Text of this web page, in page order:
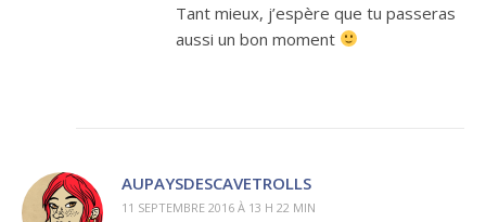
Tant mieux, j’espère que tu passeras
aussi un bon moment
AUPAYSDESCAVETROLLS
11 SEPTEMBRE 2016 À 13 H 22 MIN